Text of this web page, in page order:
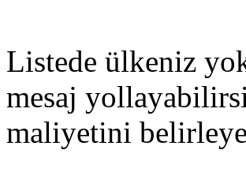
Listede ülkeniz
mesaj
maliyetini